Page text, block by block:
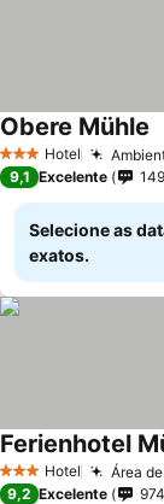
3 EstrelasHotel
Obere Mühle
9,1 Excelente 149
Selecione as
exatos.
3 EstrelasHotel Área
Ferienhotel
9,2 Excelente 974